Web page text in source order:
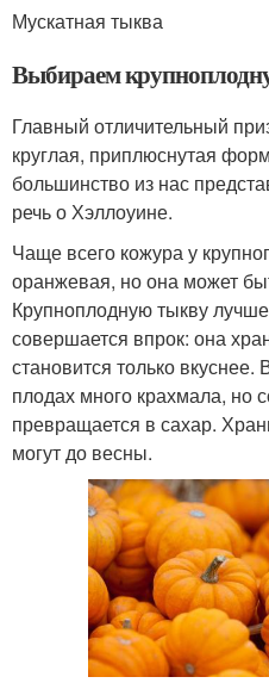
Мускатная тыква
Выбираем
Главный отличительный
круглая, приплюснутая
большинство из нас
речь о Хэллоуине.
Чаще всего кожура у
оранжевая, но она может
Крупноплодную тыкву
совершается впрок: она
становится только вкуснее.
плодах много крахмала, но
превращается в сахар.
могут до весны.